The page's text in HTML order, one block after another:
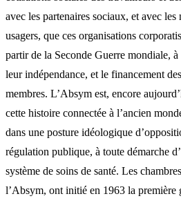
avec les partenaires sociaux, et avec les
usagers, que ces organisations
partir de la Seconde Guerre mondiale,
leur indépendance, et le financement
membres. L’Absym est, encore
cette histoire connectée à l’ancien
dans une posture idéologique
régulation publique, à toute démarche
système de soins de santé. Les
l’Absym, ont initié en 1963 la première